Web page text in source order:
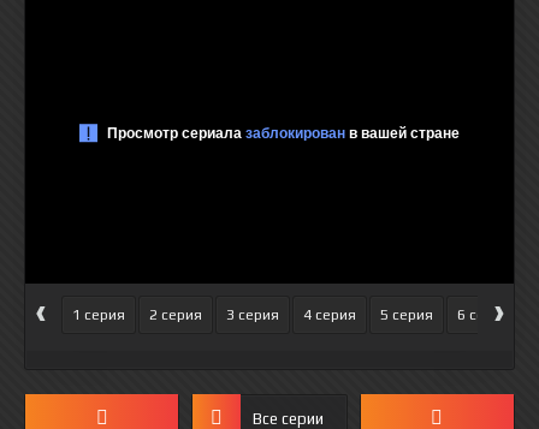
‹ 1 серия 2 серия 3 серия 4 серия 5 серия 6 серия
›
Все серии